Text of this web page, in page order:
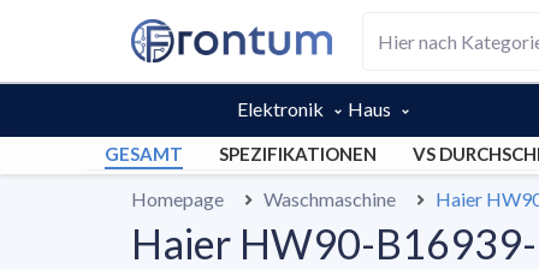
Elektronik Haus
GESAMT SPEZIFIKATIONEN VS
Homepage Waschmaschine Haier
Haier HW90-